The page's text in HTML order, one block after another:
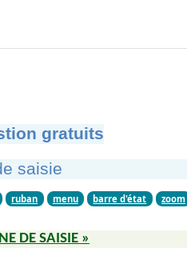
gratuits
saisie
ruban menu barre d'état zoom
DE SAISIE »